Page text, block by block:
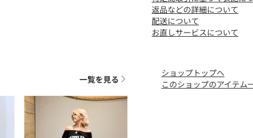
※着用、お取り扱いの
返品などの詳細について
配送について
お直しサービスについて
一覧を見る
ショップトップへ
このショップのアイテム